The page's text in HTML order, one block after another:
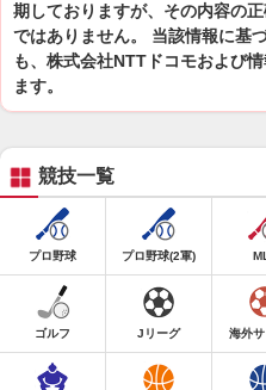
期しておりますが、その内容の
ではありません。 当該情報に基
も、株式会社NTTドコモおよび
ます。
競技一覧
プロ野球 プロ野球(2軍)
ゴルフ Jリーグ 海外